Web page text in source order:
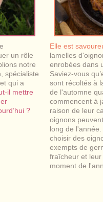
un rôle
notre
spécialiste
qui a
il mettre
?
Elle est
lamelles
enrobées dans
Saviez-vous
sont récoltés à
de l'automne
commencent à
raison de leur
oignons
long de
choisir des
exempts de
fraîcheur et
moment de